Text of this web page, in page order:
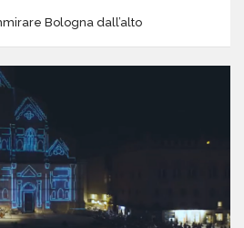
Bologna dall’alto